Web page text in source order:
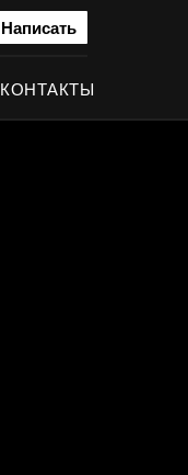
Написать
КОНТАКТЫ